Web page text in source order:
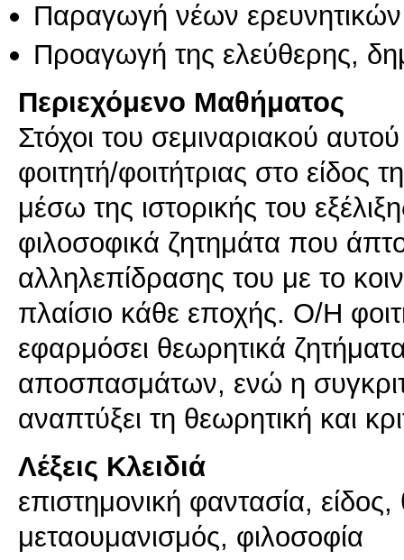
Παραγωγή νέων
Προαγωγή της ελεύθερης,
Περιεχόμενο Μαθήματος
Στόχοι του σεμιναριακού
φοιτητή/φοιτήτριας στο
μέσω της ιστορικής του
φιλοσοφικά ζητημάτα που
αλληλεπίδρασης του με το
πλαίσιο κάθε εποχής. Ο/Η
εφαρμόσει θεωρητικά
αποσπασμάτων, ενώ η
αναπτύξει τη θεωρητική και
Λέξεις Κλειδιά
επιστημονική φαντασία,
μεταουμανισμός, φιλοσοφία